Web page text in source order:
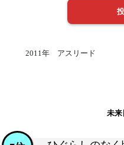
2011年 アスリード
未来